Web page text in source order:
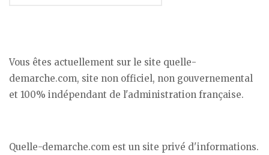
Vous êtes actuellement sur le site quelle-
demarche.com, site non officiel, non gouvernemental
et 100% indépendant de l'administration française.
Quelle-demarche.com est un site privé d'informations.